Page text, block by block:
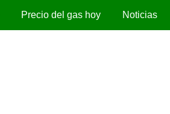
Precio del gas hoy Noticias